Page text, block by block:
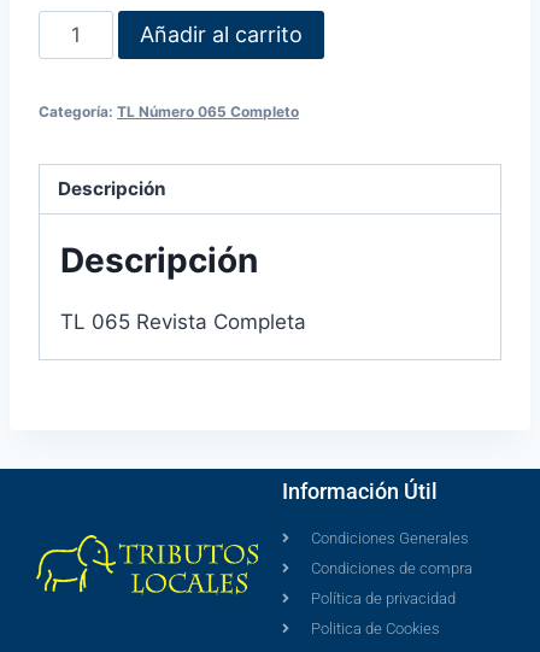
Añadir al carrito
Categoría: TL Número 065 Completo
Descripción
Descripción
TL 065 Revista Completa
Información Útil
Condiciones Generales
Condiciones de compra
Política de privacidad
Politica de Cookies